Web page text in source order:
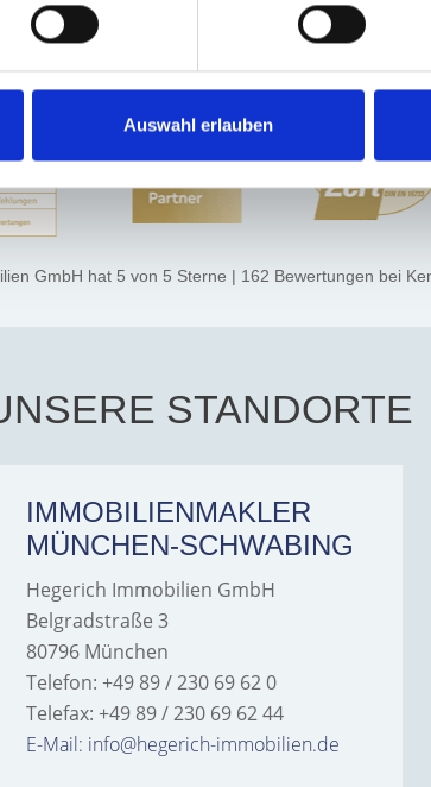
Auswahl erlauben
GmbH hat 5 von 5 Sterne | 162 Bewertungen bei
STANDORTE
IMMOBILIENMAKLER
MÜNCHEN-SCHWABING
Hegerich Immobilien GmbH
Belgradstraße 3
80796 München
Telefon: +49 89 / 230 69 62 0
Telefax: +49 89 / 230 69 62 44
E-Mail: info@hegerich-immobilien.de